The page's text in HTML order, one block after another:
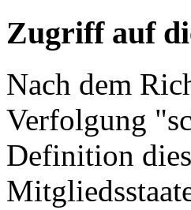
Zugriff auf
Nach dem
Verfolgung
Definition